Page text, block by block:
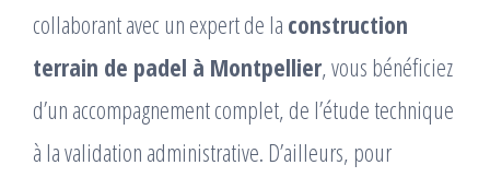
collaborant avec un expert de la construction
terrain de padel à Montpellier, vous bénéficiez
d’un accompagnement complet, de l’étude technique
à la validation administrative. D’ailleurs, pour